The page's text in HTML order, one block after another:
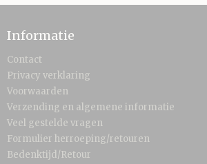
Informatie
Contact
Privacy verklaring
Voorwaarden
Verzending en algemene informatie
Veel gestelde vragen
Formulier herroeping/retouren
Bedenktijd/Retour